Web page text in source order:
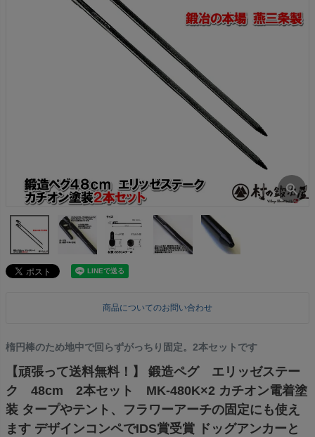
商品についてのお問い合わせ
楕円棒のため地中で回らずがっちり固定。2本セットです
【頑張って送料無料！】 鍛造ペグ エリッゼステー
ク 48cm 2本セット MK-480K×2 カチオン電着塗
装 タープやテント、フラワーアーチの固定にも使え
ます デザインコンペでIDS賞受賞 ドッグアンカーと